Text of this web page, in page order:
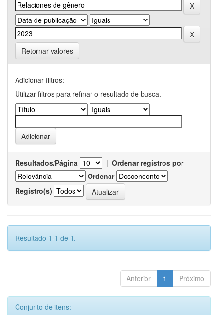
Retornar valores
Adicionar filtros:
Utilizar filtros para refinar o resultado de busca.
Resultados/Página | Ordenar registros por
Ordenar
Registro(s)
Resultado 1-1 de 1.
Anterior 1 Próximo
Conjunto de itens: